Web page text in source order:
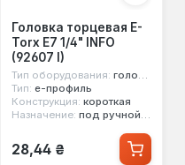
Головка торцевая E-
Torx E7 1/4" INFO
(92607 I)
Тип оборудования: головка стандартная
Тип: е-профиль
Конструкция: короткая
Назначение: под ручной инструмент
Обычная цена:
28,44 ₴